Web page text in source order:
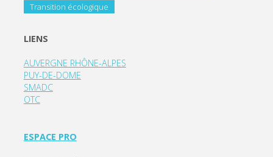
Transition écologique
LIENS
AUVERGNE RHÔNE-ALPES
PUY-DE-DOME
SMADC
OTC
ESPACE PRO